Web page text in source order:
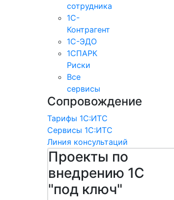
сотрудника
1С-
Контрагент
1С-ЭДО
1СПАРК
Риски
Все
сервисы
Сопровождение
Тарифы 1С:ИТС
Сервисы 1С:ИТС
Линия консультаций
Проекты по
внедрению 1С
"под ключ"